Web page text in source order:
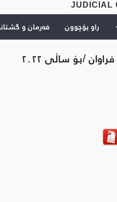
JUDICIAL
راو بۆچوون فەرمان و
/بۆ ساڵی ٢٠٢٢